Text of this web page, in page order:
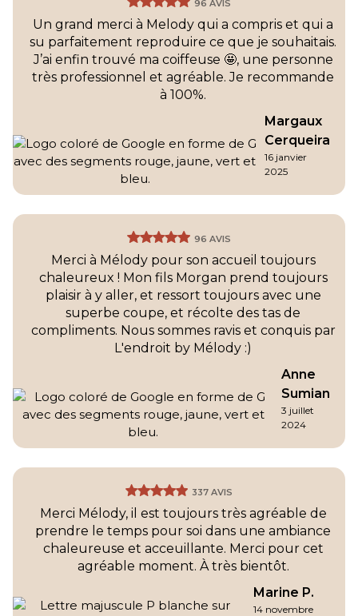
96 AVIS
Un grand merci à Melody qui a compris et qui a
su parfaitement reproduire ce que je souhaitais.
J’ai enfin trouvé ma coiffeuse 🤩, une personne
très professionnel et agréable. Je recommande
à 100%.
Margaux
Cerqueira
16 janvier
2025
96 AVIS
Merci à Mélody pour son accueil toujours
chaleureux ! Mon fils Morgan prend toujours
plaisir à y aller, et ressort toujours avec une
superbe coupe, et récolte des tas de
compliments. Nous sommes ravis et conquis par
L'endroit by Mélody :)
Anne
Sumian
3 juillet
2024
337 AVIS
Merci Mélody, il est toujours très agréable de
prendre le temps pour soi dans une ambiance
chaleureuse et acceuillante. Merci pour cet
agréable moment. À très bientôt.
Marine P.
14 novembre